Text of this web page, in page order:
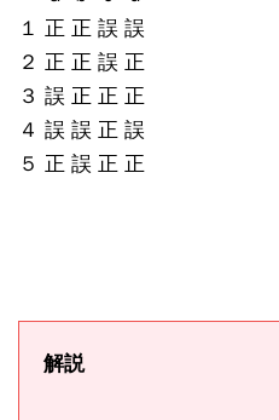
１ 正 正 誤 誤
２ 正 正 誤 正
３ 誤 正 正 正
４ 誤 誤 正 誤
５ 正 誤 正 正
解説